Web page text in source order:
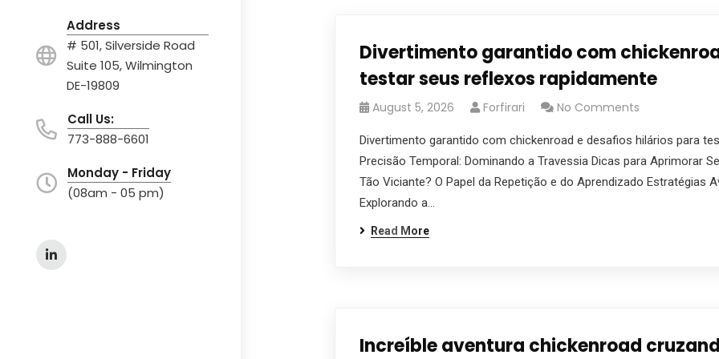
Address
# 501, Silverside Road
Suite 105, Wilmington
DE-19809
Call Us:
773-888-6601
Monday - Friday
(08am - 05 pm)
Divertimento garantido com
testar seus reflexos rapidamente
August 5, 2026 Forfirari No Comments
Divertimento garantido com chickenroad e desafios hilários para
Precisão Temporal: Dominando a Travessia Dicas para Aprimorar
Tão Viciante? O Papel da Repetição e do Aprendizado Estratégias
Explorando a…
Read More
Increíble aventura chickenroad